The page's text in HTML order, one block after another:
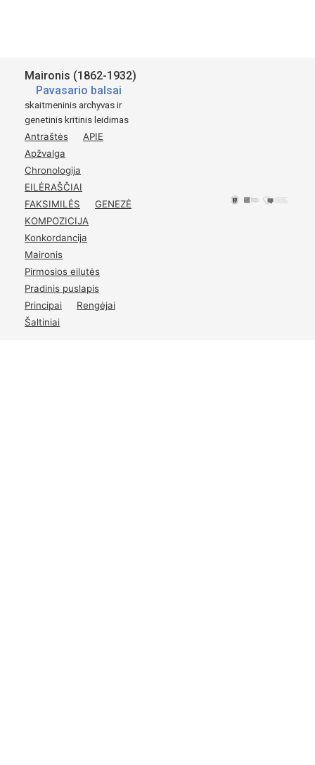
Maironis (1862-1932)
Pavasario balsai
skaitmeninis archyvas ir
genetinis kritinis leidimas
Antraštės
APIE
Apžvalga
Chronologija
EILĖRAŠČIAI
FAKSIMILĖS
GENEZĖ
KOMPOZICIJA
Konkordancija
Maironis
Pirmosios eilutės
Pradinis puslapis
Principai
Rengėjai
Šaltiniai